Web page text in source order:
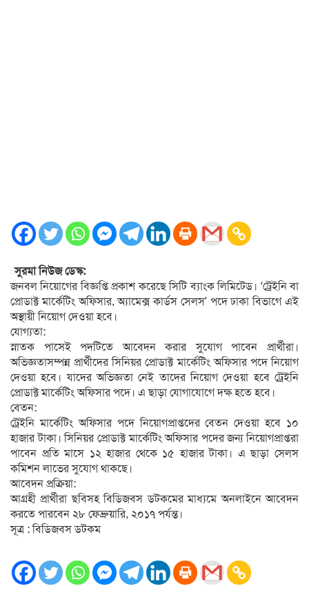
সুরমা নিউজ ডেস্ক:
জনবল নিয়োগের বিজ্ঞপ্তি প্রকাশ করেছে সিটি ব্যাংক লিমিটেড। ‘ট্রেইনি বা
প্রোডাক্ট মার্কেটিং অফিসার, অ্যামেক্স কার্ডস সেলস’ পদে ঢাকা বিভাগে এই
অস্থায়ী নিয়োগ দেওয়া হবে।
যোগ্যতা:
স্নাতক পাসেই পদটিতে আবেদন করার সুযোগ পাবেন প্রার্থীরা।
অভিজ্ঞতাসম্পন্ন প্রার্থীদের সিনিয়র প্রোডাক্ট মার্কেটিং অফিসার পদে নিয়োগ
দেওয়া হবে। যাদের অভিজ্ঞতা নেই তাদের নিয়োগ দেওয়া হবে ট্রেইনি
প্রোডাক্ট মার্কেটিং অফিসার পদে। এ ছাড়া যোগাযোগে দক্ষ হতে হবে।
বেতন:
ট্রেইনি মার্কেটিং অফিসার পদে নিয়োগপ্রাপ্তদের বেতন দেওয়া হবে ১০
হাজার টাকা। সিনিয়র প্রোডাক্ট মার্কেটিং অফিসার পদের জন্য নিয়োগপ্রাপ্তরা
পাবেন প্রতি মাসে ১২ হাজার থেকে ১৫ হাজার টাকা। এ ছাড়া সেলস
কমিশন লাভের সুযোগ থাকছে।
আবেদন প্রক্রিয়া:
আগ্রহী প্রার্থীরা ছবিসহ বিডিজবস ডটকমের মাধ্যমে অনলাইনে আবেদন
করতে পারবেন ২৮ ফেব্রুয়ারি, ২০১৭ পর্যন্ত।
সূত্র : বিডিজবস ডটকম